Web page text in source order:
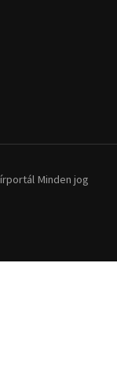
Minden jog